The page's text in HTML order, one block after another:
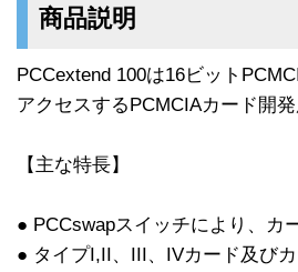
商品説明
PCCextend 100は16ビット
アクセスするPCMCIAカード開
【主な特長】
● PCCswapスイッチにより、カ
● タイプI,II、III、IVカード及び